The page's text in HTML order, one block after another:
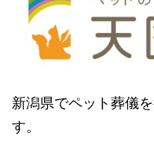
新潟県でペット葬儀
す。